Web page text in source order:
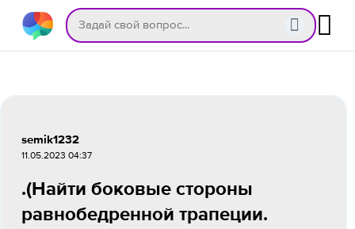
semik1232
11.05.2023 04:37
.(Найти боковые стороны
равнобедренной трапеции.